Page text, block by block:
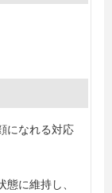
になれる対応
に維持し、